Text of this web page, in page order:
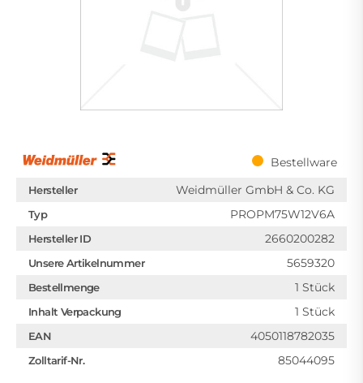
Bestellware
Hersteller Weidmüller GmbH & Co. KG
Typ PROPM75W12V6A
Hersteller ID 2660200282
Unsere Artikelnummer 5659320
Bestellmenge 1 Stück
Inhalt Verpackung 1 Stück
EAN 4050118782035
Zolltarif-Nr. 85044095